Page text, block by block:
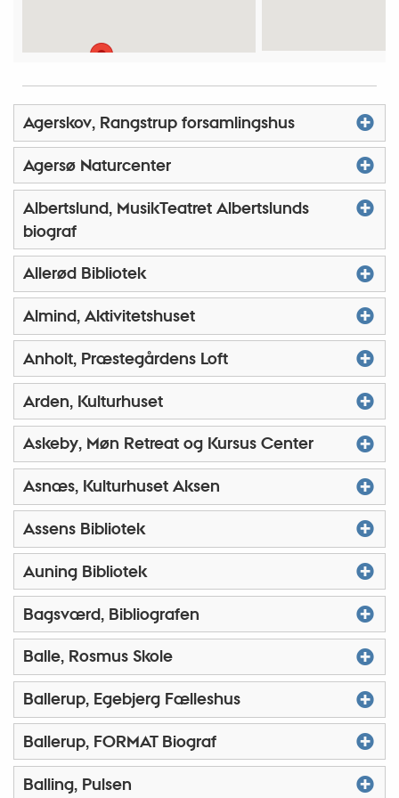
Agerskov, Rangstrup forsamlingshus
Agersø Naturcenter
Albertslund, MusikTeatret Albertslunds
biograf
Allerød Bibliotek
Almind, Aktivitetshuset
Anholt, Præstegårdens Loft
Arden, Kulturhuset
Askeby, Møn Retreat og Kursus Center
Asnæs, Kulturhuset Aksen
Assens Bibliotek
Auning Bibliotek
Bagsværd, Bibliografen
Balle, Rosmus Skole
Ballerup, Egebjerg Fælleshus
Ballerup, FORMAT Biograf
Balling, Pulsen